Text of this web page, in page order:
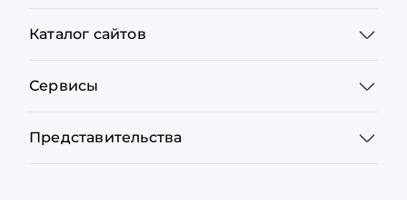
Каталог сайтов
Сервисы
Представительства